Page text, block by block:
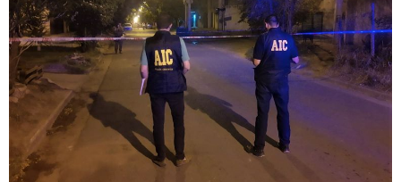
Notas
Notas